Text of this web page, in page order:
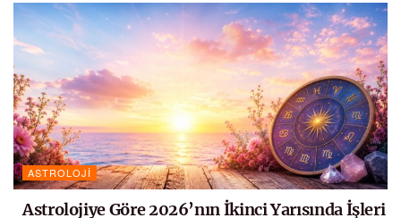
ASTROLOJI
Astrolojiye Göre 2026’nın İkinci Yarısında İşleri